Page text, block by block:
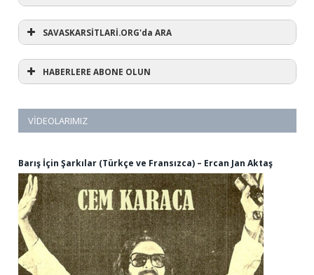
SAVASKARSİTLARİ.ORG'da ARA
HABERLERE ABONE OLUN
VIDEOLARIMIZ
Barış İçin Şarkılar (Türkçe ve Fransızca) – Ercan Jan Aktaş